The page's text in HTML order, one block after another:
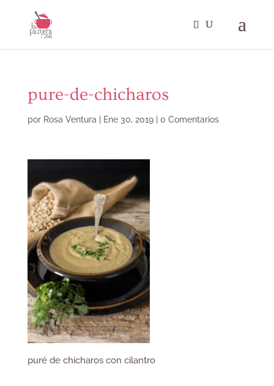
pure-de-chicharos
por Rosa Ventura Ene 30, 2019| 0 Comentarios
puré de chícharos con cilantro